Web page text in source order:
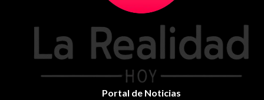
Portal de Noticias